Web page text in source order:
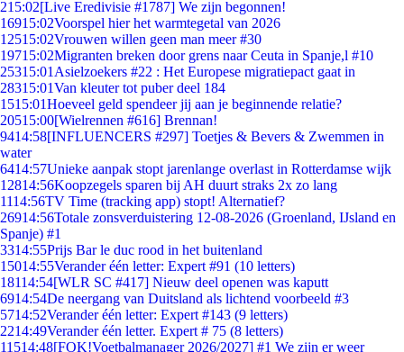
215:02[Live Eredivisie #1787] We zijn begonnen!
16915:02Voorspel hier het warmtegetal van 2026
12515:02Vrouwen willen geen man meer #30
19715:02Migranten breken door grens naar Ceuta in Spanje,l #10
25315:01 Asielzoekers #22 : Het Europese migratiepact gaat in
28315:01Van kleuter tot puber deel 184
1515:01Hoeveel geld spendeer jij aan je beginnende relatie?
20515:00[Wielrennen #616] Brennan!
9414:58[INFLUENCERS #297] Toetjes & Bevers & Zwemmen in
water
6414:57Unieke aanpak stopt jarenlange overlast in Rotterdamse wijk
12814:56Koopzegels sparen bij AH duurt straks 2x zo lang
1114:56TV Time (tracking app) stopt! Alternatief?
26914:56Totale zonsverduistering 12-08-2026 (Groenland, IJsland en
Spanje) #1
3314:55Prijs Bar le duc rood in het buitenland
15014:55Verander één letter: Expert #91 (10 letters)
18114:54[WLR SC #417] Nieuw deel openen was kaputt
6914:54De neergang van Duitsland als lichtend voorbeeld #3
5714:52Verander één letter: Expert #143 (9 letters)
2214:49Verander één letter. Expert # 75 (8 letters)
11514:48[FOK!Voetbalmanager 2026/2027] #1 We zijn er weer